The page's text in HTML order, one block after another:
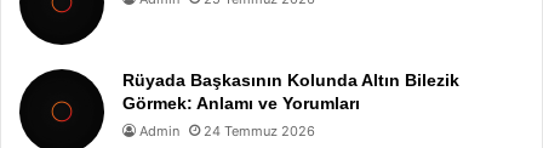
Rüyada Başkasının Kolunda Altın Bilezik
Görmek: Anlamı ve Yorumları
Admin 24 Temmuz 2026